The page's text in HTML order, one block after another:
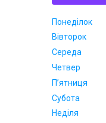
Понеділок
Вівторок
Середа
Четвер
Пʼятниця
Субота
Неділя